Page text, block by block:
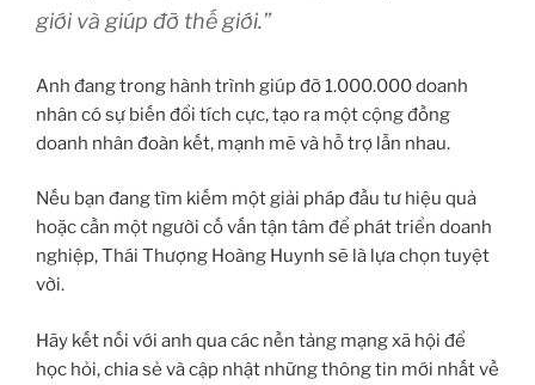
giới và giúp đỡ thế giới.”
Anh đang trong hành trình giúp đỡ 1.000.000 doanh
nhân có sự biến đổi tích cực, tạo ra một cộng đồng
doanh nhân đoàn kết, mạnh mẽ và hỗ trợ lẫn nhau.
Nếu bạn đang tìm kiếm một giải pháp đầu tư hiệu quả
hoặc cần một người cố vấn tận tâm để phát triển doanh
nghiệp, Thái Thượng Hoàng Huynh sẽ là lựa chọn tuyệt
vời.
Hãy kết nối với anh qua các nền tảng mạng xã hội để
học hỏi, chia sẻ và cập nhật những thông tin mới nhất về